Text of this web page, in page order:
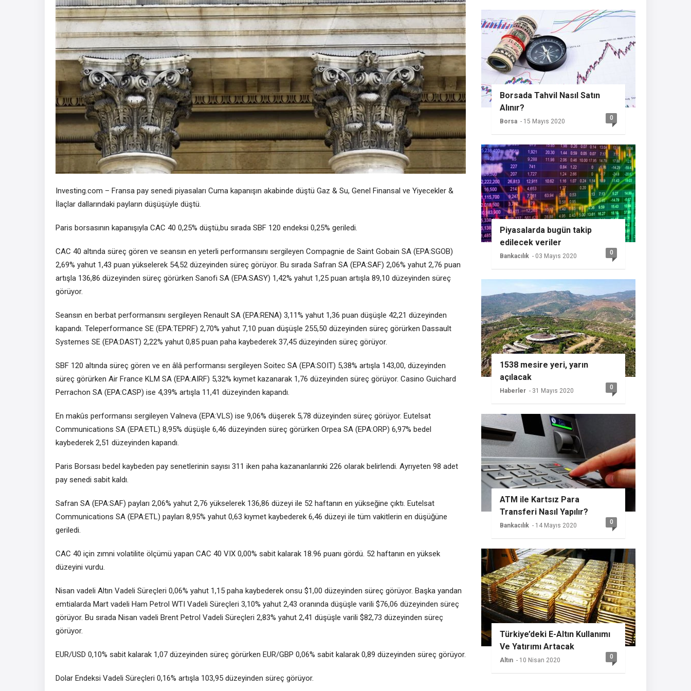
Investing.com – Fransa pay senedi piyasaları Cuma kapanışın akabinde düştü Gaz & Su, Genel Finansal ve Yiyecekler &
İlaçlar dallarındaki payların düşüşüyle düştü.
Paris borsasının kapanışıyla CAC 40 0,25% düştü,bu sırada SBF 120 endeksi 0,25% geriledi.
CAC 40 altında süreç gören ve seansın en yeterli performansını sergileyen Compagnie de Saint Gobain SA (EPA:SGOB)
2,69% yahut 1,43 puan yükselerek 54,52 düzeyinden süreç görüyor. Bu sırada Safran SA (EPA:SAF) 2,06% yahut 2,76 puan
artışla 136,86 düzeyinden süreç görürken Sanofi SA (EPA:SASY) 1,42% yahut 1,25 puan artışla 89,10 düzeyinden süreç
görüyor.
Seansın en berbat performansını sergileyen Renault SA (EPA:RENA) 3,11% yahut 1,36 puan düşüşle 42,21 düzeyinden
kapandı. Teleperformance SE (EPA:TEPRF) 2,70% yahut 7,10 puan düşüşle 255,50 düzeyinden süreç görürken Dassault
Systemes SE (EPA:DAST) 2,22% yahut 0,85 puan paha kaybederek 37,45 düzeyinden süreç görüyor.
SBF 120 altında süreç gören ve en âlâ performansı sergileyen Soitec SA (EPA:SOIT) 5,38% artışla 143,00, düzeyinden
süreç görürken Air France KLM SA (EPA:AIRF) 5,32% kıymet kazanarak 1,76 düzeyinden süreç görüyor. Casino Guichard
Perrachon SA (EPA:CASP) ise 4,39% artışla 11,41 düzeyinden kapandı.
En makûs performansı sergileyen Valneva (EPA:VLS) ise 9,06% düşerek 5,78 düzeyinden süreç görüyor. Eutelsat
Communications SA (EPA:ETL) 8,95% düşüşle 6,46 düzeyinden süreç görürken Orpea SA (EPA:ORP) 6,97% bedel
kaybederek 2,51 düzeyinden kapandı.
Paris Borsası bedel kaybeden pay senetlerinin sayısı 311 iken paha kazananlarınki 226 olarak belirlendi. Ayrıyeten 98 adet
pay senedi sabit kaldı.
Safran SA (EPA:SAF) payları 2,06% yahut 2,76 yükselerek 136,86 düzeyi ile 52 haftanın en yükseğine çıktı. Eutelsat
Communications SA (EPA:ETL) payları 8,95% yahut 0,63 kıymet kaybederek 6,46 düzeyi ile tüm vakitlerin en düşüğüne
geriledi.
CAC 40 için zımni volatilite ölçümü yapan CAC 40 VIX 0,00% sabit kalarak 18.96 puanı gördü. 52 haftanın en yüksek
düzeyini vurdu.
Nisan vadeli Altın Vadeli Süreçleri 0,06% yahut 1,15 paha kaybederek onsu $1,00 düzeyinden süreç görüyor. Başka yandan
emtialarda Mart vadeli Ham Petrol WTI Vadeli Süreçleri 3,10% yahut 2,43 oranında düşüşle varili $76,06 düzeyinden süreç
görüyor. Bu sırada Nisan vadeli Brent Petrol Vadeli Süreçleri 2,83% yahut 2,41 düşüşle varili $82,73 düzeyinden süreç
görüyor.
EUR/USD 0,10% sabit kalarak 1,07 düzeyinden süreç görürken EUR/GBP 0,06% sabit kalarak 0,89 düzeyinden süreç görüyor.
Dolar Endeksi Vadeli Süreçleri 0,16% artışla 103,95 düzeyinden süreç görüyor.
Borsada Tahvil Nasıl Satın
Alınır?
Borsa - 15 Mayıs 2020 0
Piyasalarda bugün takip
edilecek veriler
Bankacılık - 03 Mayıs 2020 0
1538 mesire yeri, yarın
açılacak
Haberler - 31 Mayıs 2020 0
ATM ile Kartsız Para
Transferi Nasıl Yapılır?
Bankacılık - 14 Mayıs 2020 0
Türkiye’deki E-Altın Kullanımı
Ve Yatırımı Artacak
Altın - 10 Nisan 2020 0